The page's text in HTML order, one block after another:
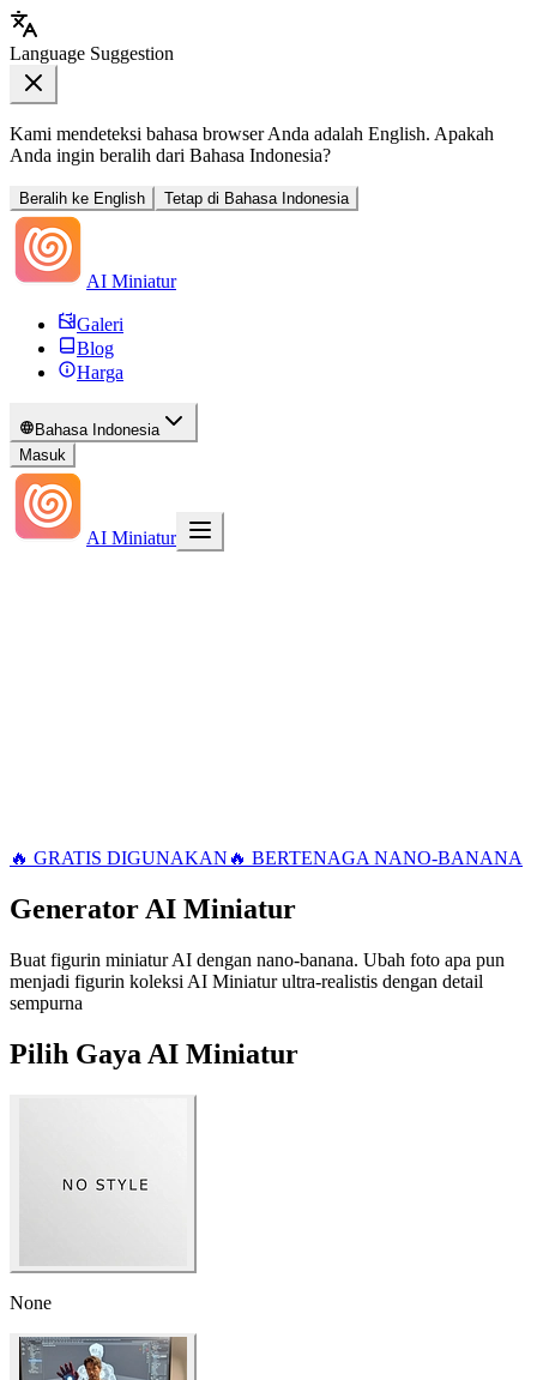
Galeri
Blog
Harga
Bahasa Indonesia
Masuk
AI Miniatur
Pilih Gaya AI Miniatur
None
BANDAI